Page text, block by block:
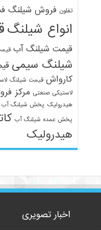
تفلون فروش شیلنگ
انواع شیلنگ
قیمت شیلنگ آب
شیلنگ سیمی
کارواش قیمت شیلنگ
لاستیکی صنعتی مرکز
هیدرولیک پخش شیلنگ آب
پخش عمده شیلنگ آب
هیدرولیک
اخبار تصویری